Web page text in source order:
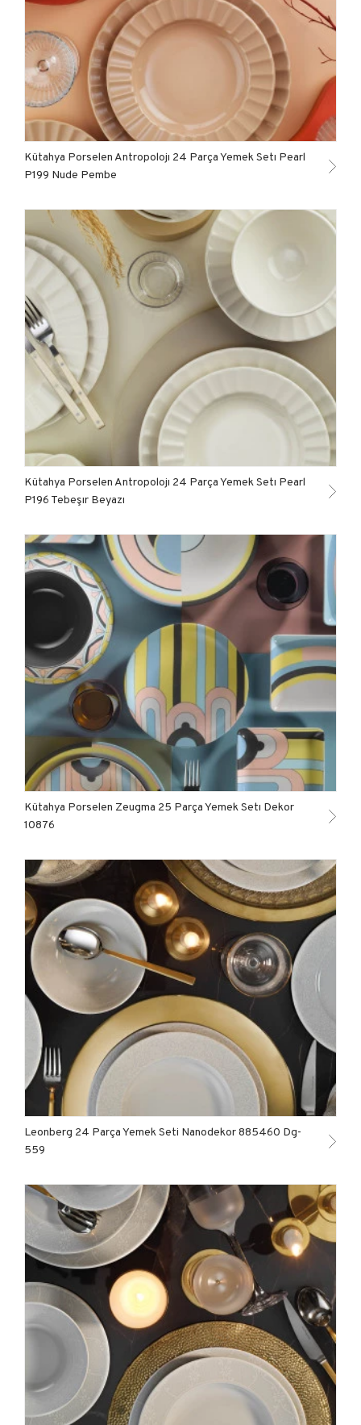
Kütahya Porselen Antropolojı 24 Parça Yemek Setı Pearl
P199 Nude Pembe
Kütahya Porselen Antropolojı 24 Parça Yemek Setı Pearl
P196 Tebeşır Beyazı
Kütahya Porselen Zeugma 25 Parça Yemek Setı Dekor
10876
Leonberg 24 Parça Yemek Seti Nanodekor 885460 Dg-
559